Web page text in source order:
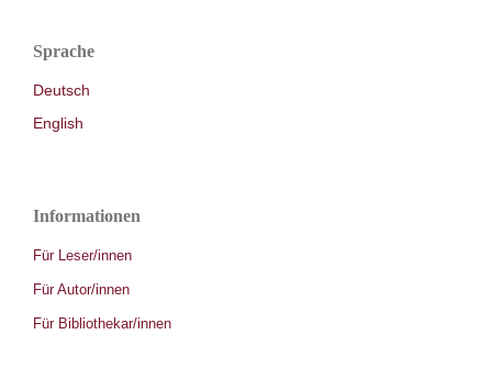
Sprache
Deutsch
English
Informationen
Für Leser/innen
Für Autor/innen
Für Bibliothekar/innen